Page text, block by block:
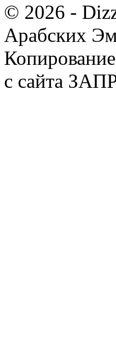
© 2026 -
Арабских
с сайта